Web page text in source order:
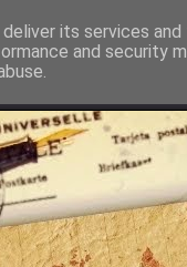
Recherche par pays
its services
and security